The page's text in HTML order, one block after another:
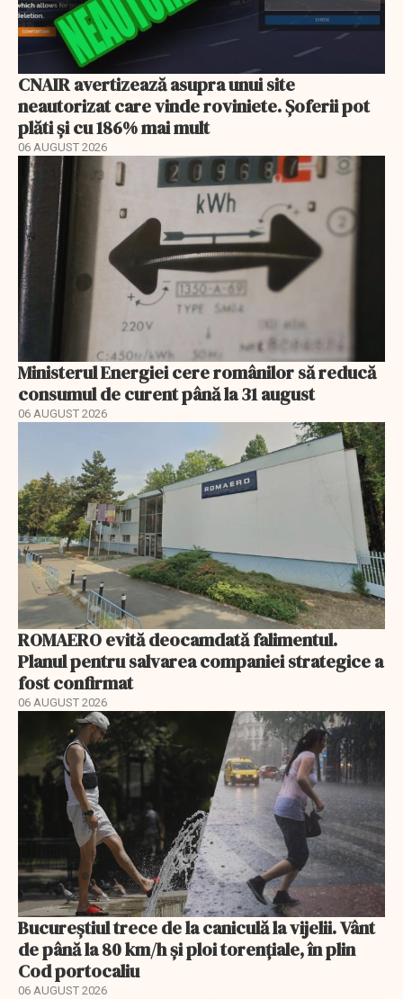
CNAIR avertizează asupra unui site
neautorizat care vinde roviniete. Șoferii pot
plăti și cu 186% mai mult
06 AUGUST 2026
Ministerul Energiei cere românilor să reducă
consumul de curent până la 31 august
06 AUGUST 2026
ROMAERO evită deocamdată falimentul.
Planul pentru salvarea companiei strategice a
fost confirmat
06 AUGUST 2026
Bucureștiul trece de la caniculă la vijelii. Vânt
de până la 80 km/h și ploi torențiale, în plin
Cod portocaliu
06 AUGUST 2026